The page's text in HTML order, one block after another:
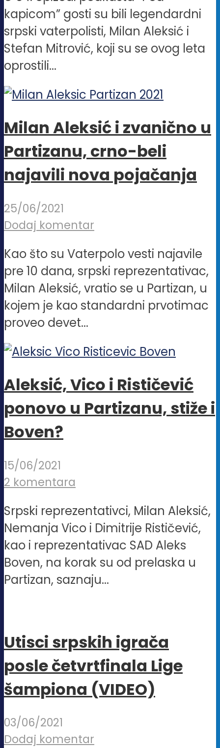
kapicom” gosti su bili legendardni
srpski vaterpolisti, Milan Aleksić i
Stefan Mitrović, koji su se ovog leta
oprostili...
Milan Aleksić i zvanično u
Partizanu, crno-beli
najavili nova pojačanja
25/06/2021
Dodaj komentar
Kao što su Vaterpolo vesti najavile
pre 10 dana, srpski reprezentativac,
Milan Aleksić, vratio se u Partizan, u
kojem je kao standardni prvotimac
proveo devet...
Aleksić, Vico i Rističević
ponovo u Partizanu, stiže i
Boven?
15/06/2021
2 komentara
Srpski reprezentativci, Milan Aleksić,
Nemanja Vico i Dimitrije Rističević,
kao i reprezentativac SAD Aleks
Boven, na korak su od prelaska u
Partizan, saznaju...
Utisci srpskih igrača
posle četvrtfinala Lige
šampiona (VIDEO)
03/06/2021
Dodaj komentar